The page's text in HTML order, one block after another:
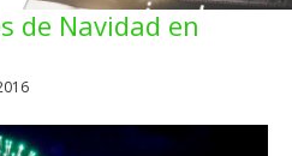
–
en
de Navidad en